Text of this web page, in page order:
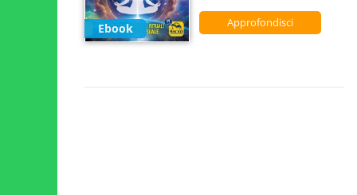
Ebook Approfondisci